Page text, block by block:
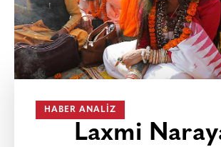
HABER ANALIZ
Laxmi